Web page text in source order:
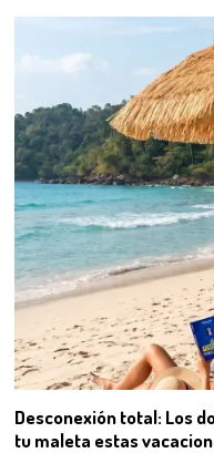
Desconexión total: Los
tu maleta estas